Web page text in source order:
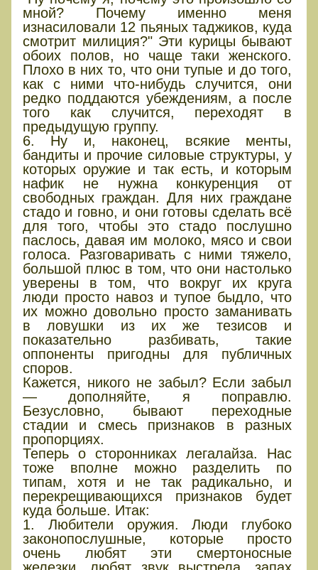
мной? Почему именно меня
изнасиловали 12 пьяных таджиков, куда
смотрит милиция?" Эти курицы бывают
обоих полов, но чаще таки женского.
Плохо в них то, что они тупые и до того,
как с ними что-нибудь случится, они
редко поддаются убеждениям, а после
того как случится, переходят в
предыдущую группу.
6. Ну и, наконец, всякие менты,
бандиты и прочие силовые структуры, у
которых оружие и так есть, и которым
нафик не нужна конкуренция от
свободных граждан. Для них граждане
стадо и говно, и они готовы сделать всё
для того, чтобы это стадо послушно
паслось, давая им молоко, мясо и свои
голоса. Разговаривать с ними тяжело,
большой плюс в том, что они настолько
уверены в том, что вокруг их круга
люди просто навоз и тупое быдло, что
их можно довольно просто заманивать
в ловушки из их же тезисов и
показательно разбивать, такие
оппоненты пригодны для публичных
споров.
Кажется, никого не забыл? Если забыл
— дополняйте, я поправлю.
Безусловно, бывают переходные
стадии и смесь признаков в разных
пропорциях.
Теперь о сторонниках легалайза. Нас
тоже вполне можно разделить по
типам, хотя и не так радикально, и
перекрещивающихся признаков будет
куда больше. Итак:
1. Любители оружия. Люди глубоко
законопослушные, которые просто
очень любят эти смертоносные